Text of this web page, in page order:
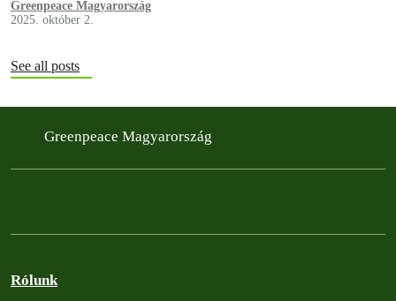
Greenpeace Magyarország
2025. október 2.
See all posts
Greenpeace Magyarország
Rólunk